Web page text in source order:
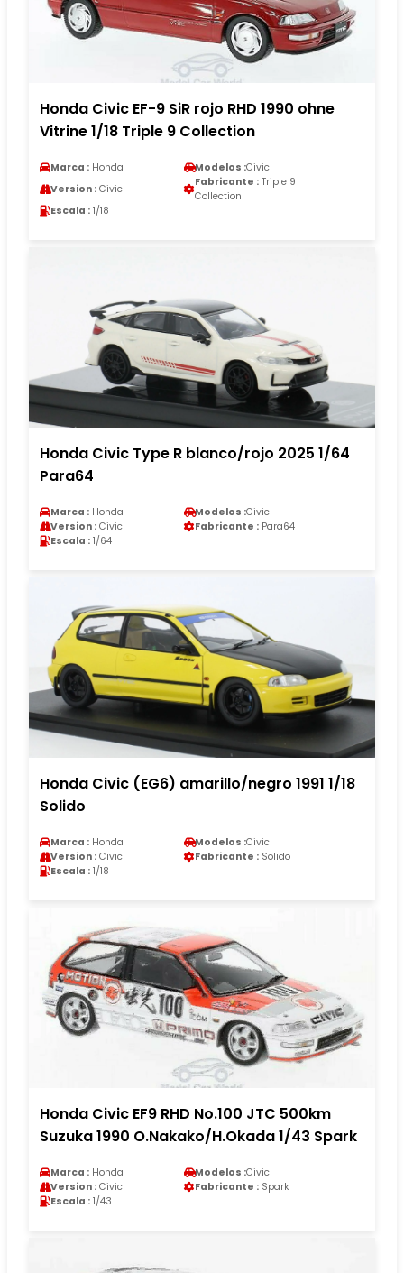
Honda Civic EF-9 SiR rojo RHD 1990 ohne
Vitrine 1/18 Triple 9 Collection
Marca : Honda Modelos :Civic
Version : Civic
Fabricante : Triple 9
Collection
Escala : 1/18
Honda Civic Type R blanco/rojo 2025 1/64
Para64
Marca : Honda Modelos :Civic
Version : Civic Fabricante : Para64
Escala : 1/64
Honda Civic (EG6) amarillo/negro 1991 1/18
Solido
Marca : Honda Modelos :Civic
Version : Civic Fabricante : Solido
Escala : 1/18
Honda Civic EF9 RHD No.100 JTC 500km
Suzuka 1990 O.Nakako/H.Okada 1/43 Spark
Marca : Honda Modelos :Civic
Version : Civic Fabricante : Spark
Escala : 1/43